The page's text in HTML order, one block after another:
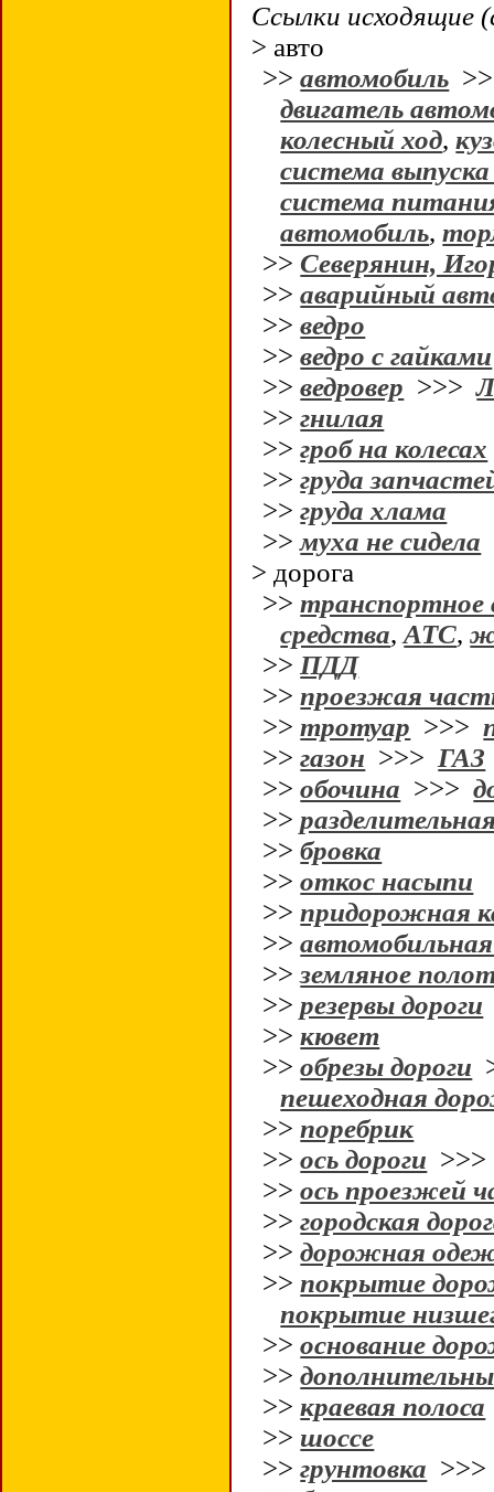
Ссылки исходящие
> авто
>>автомобиль
двигатель
колесный ход,
система
система
автомобиль,
>>Северянин,
>>аварийный
>>ведро
>>ведро с гайками
>>ведровер >>>
>>гнилая
>>гроб на колесах
>>груда
>>груда хлама
>>муха не сидела
> дорога
>>транспортное
средства,АТС,
>> ПДД
>>проезжая
>>тротуар >>>
>>газон >>> ГАЗ
>>обочина >>>
>>
>>бровка
>>откос насыпи
>>придорожная
>>
>>земляное
>>резервы дороги
>>кювет
>>обрезы дороги
пешеходная
>>поребрик
>>ось дороги
>>ось проезжей
>>городская
>>дорожная
>>покрытие
покрытие
>>основание
>>
>>краевая полоса
>> шоссе
>>грунтовка